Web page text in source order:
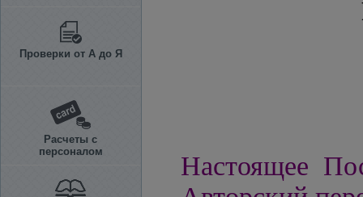
Проверки от А до Я
Расчеты с
персоналом
Настоящее